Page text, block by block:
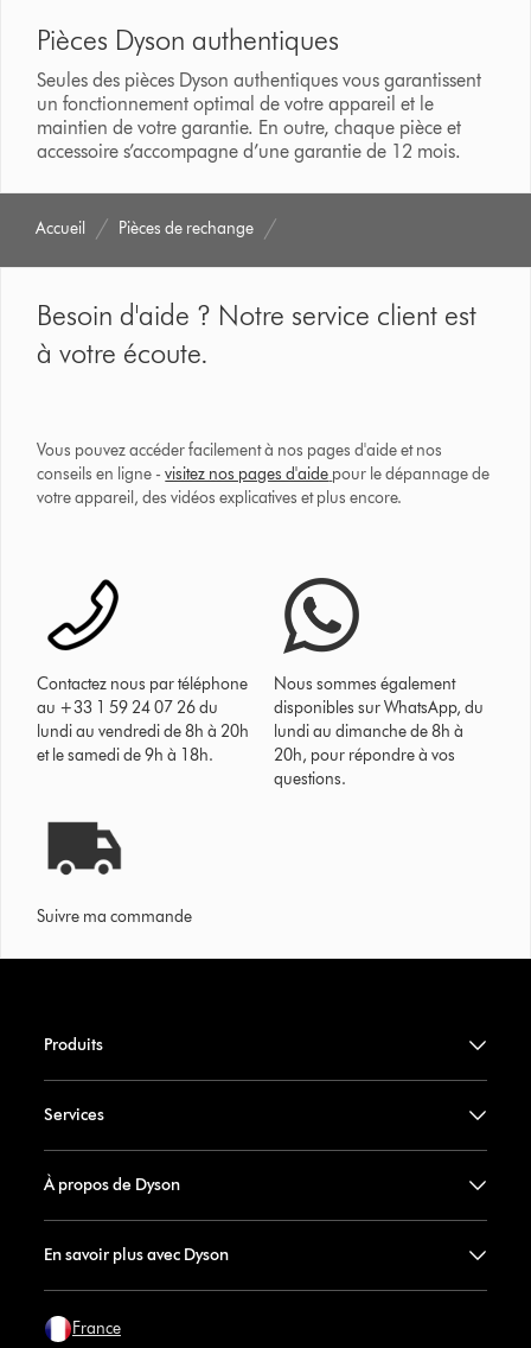
Pièces Dyson authentiques
Seules des pièces Dyson authentiques vous garantissent
un fonctionnement optimal de votre appareil et le
maintien de votre garantie. En outre, chaque pièce et
accessoire s’accompagne d’une garantie de 12 mois.
Accueil Pièces de rechange
Besoin d'aide ? Notre service client est
à votre écoute.
Vous pouvez accéder facilement à nos pages d'aide et nos
conseils en ligne -visitez nos pages d'aide pour le dépannage de
votre appareil, des vidéos explicatives et plus encore.
Contactez nous par téléphone
au +33 1 59 24 07 26 du
lundi au vendredi de 8h à 20h
et le samedi de 9h à 18h.
Nous sommes également
disponibles sur WhatsApp, du
lundi au dimanche de 8h à
20h, pour répondre à vos
questions.
Suivre ma commande
Produits
Services
À propos de Dyson
En savoir plus avec Dyson
France